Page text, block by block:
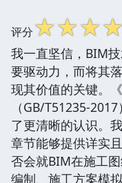
评分☆☆☆☆
我一直坚信，BIM
要驱动力，而将其
现其价值的关键。
（GB/T51235-
了更清晰的认识。
章节能够提供详实
否会就BIM在施工
编制、施工方案模